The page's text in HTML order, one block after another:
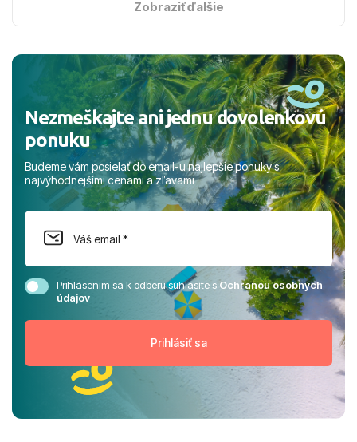
s hviezdičkou. ​Už teraz sa tešíme, kam s nami vyrazíte
Zobraziť ďalšie
Nezmeškajte ani jednu dovolenkovú
ponuku
Budeme vám posielať do email-u najlepšie ponuky s
najvýhodnejšími cenami a zľavami
Prihlásením sa k odberu súhlasíte sOchranou osobných
údajov